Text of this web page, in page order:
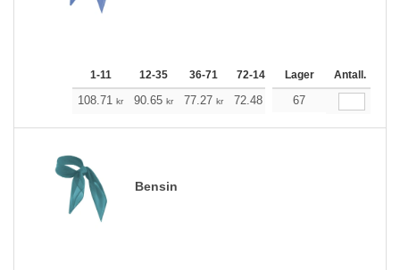
1-11 12-35 36-71 72-143 144-287 288 +
Lager Antall.
108.71 kr 90.65 kr 77.27 kr 72.48 68.91
67
Bensin